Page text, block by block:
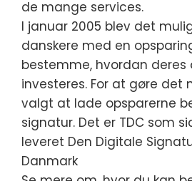
de mange services.
I januar 2005 blev det
danskere med en
bestemme, hvordan deres
investeres. For at gøre det
valgt at lade opsparerne
signatur. Det er TDC som
leveret Den Digitale
Danmark